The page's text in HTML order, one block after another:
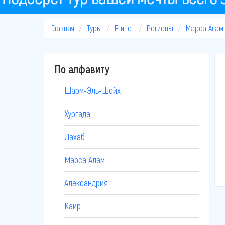
Главная Туры Египет Регионы Марса Алам
По алфавиту
Шарм-Эль-Шейх
Хургада
Дахаб
Марса Алам
Александрия
Каир